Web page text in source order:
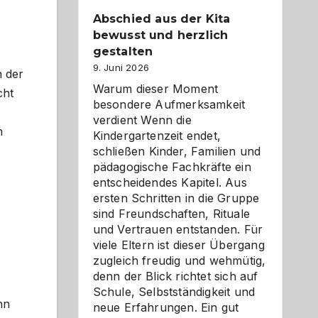
der
Abschied aus der Kita
bewusst und herzlich
gestalten
9. Juni 2026
Warum dieser Moment
besondere Aufmerksamkeit
verdient Wenn die
Kindergartenzeit endet,
schließen Kinder, Familien und
pädagogische Fachkräfte ein
entscheidendes Kapitel. Aus
ersten Schritten in die Gruppe
sind Freundschaften, Rituale
und Vertrauen entstanden. Für
viele Eltern ist dieser Übergang
zugleich freudig und wehmütig,
denn der Blick richtet sich auf
Schule, Selbstständigkeit und
neue Erfahrungen. Ein gut